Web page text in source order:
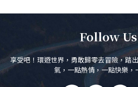
Follow Us
享受吧！環遊世界，勇敢歸零去冒險，踏
氣，一點熱情，一點快樂，